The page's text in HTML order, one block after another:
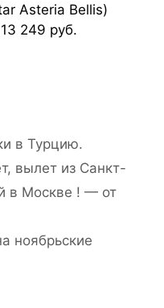
Asteria Bellis)
249 руб.
в Турцию.
вылет из Санкт-
в Москве ! — от
ноябрьские